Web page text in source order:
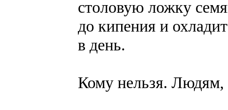
столовую ложку
до кипения и
в день.
Кому нельзя. Людям,